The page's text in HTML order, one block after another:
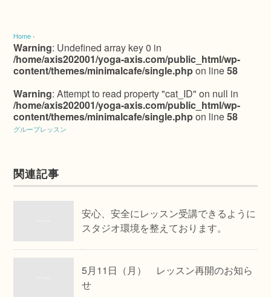
Home ›
Warning: Undefined array key 0 in
/home/axis202001/yoga-axis.com/public_html/wp-
content/themes/minimalcafe/single.phpon line58
Warning: Attempt to read property "cat_ID" on null in
/home/axis202001/yoga-axis.com/public_html/wp-
content/themes/minimalcafe/single.phpon line58
グループレッスン
関連記事
安心、安全にレッスン受講できるように
スタジオ環境を整えております。
5月11日（月） レッスン再開のお知ら
せ